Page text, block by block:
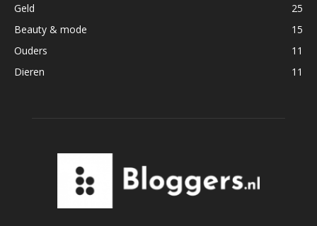
Geld
25
Beauty & mode
15
Ouders
11
Dieren
11